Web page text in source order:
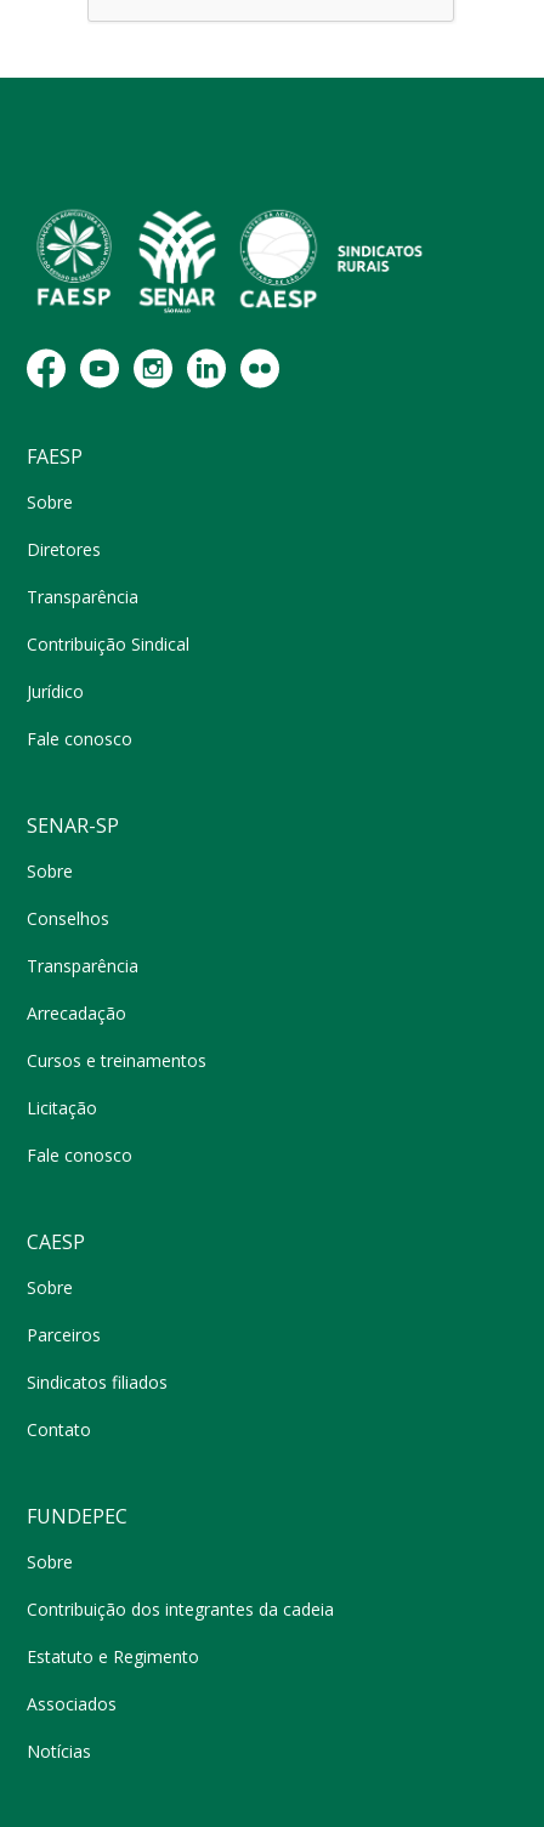
FAESP
Sobre
Diretores
Transparência
Contribuição Sindical
Jurídico
Fale conosco
SENAR-SP
Sobre
Conselhos
Transparência
Arrecadação
Cursos e treinamentos
Licitação
Fale conosco
CAESP
Sobre
Parceiros
Sindicatos filiados
Contato
FUNDEPEC
Sobre
Contribuição dos integrantes da cadeia
Estatuto e Regimento
Associados
Notícias